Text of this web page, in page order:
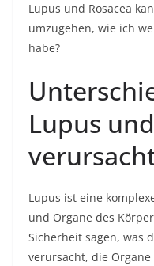
Lupus und Rosacea
umzugehen, wie ich
habe?
Lupus
Lupus ist eine
und Organe des
Sicherheit sagen, was
verursacht, die